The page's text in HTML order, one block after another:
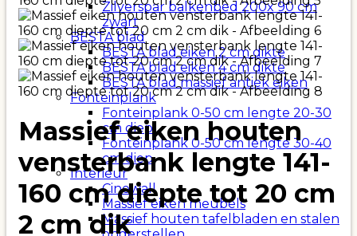
Zilverspar balkenbed 200x 90 cm
zwart
BESTA blad
BESTA blad eiken 2 cm dikte
BESTA blad eiken 4 cm dikte
BESTA blad massief antiek eiken
Fonteinplank
Fonteinplank 0-50 cm lengte 20-30
cm diep
Fonteinplank 0-50 cm lengte 30-40
cm diep
Interieur
Cinewall
Massief eiken meubels
Massief houten tafelbladen en stalen
Massief eiken houten
vensterbank lengte 141-
160 cm diepte tot 20 cm
2 cm dik